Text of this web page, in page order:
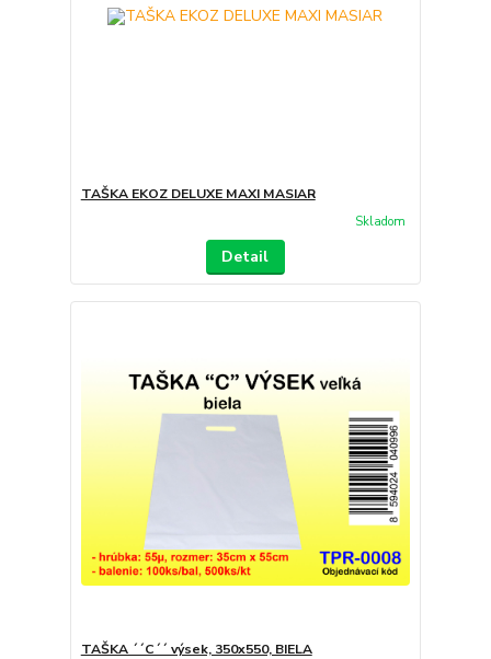
TAŠKA EKOZ DELUXE MAXI MASIAR
Skladom
Detail
TAŠKA ´´C´´ výsek, 350x550, BIELA